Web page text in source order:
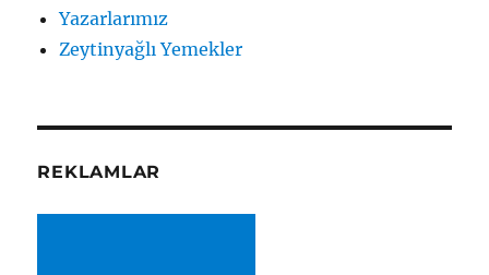
Yazarlarımız
Zeytinyağlı Yemekler
REKLAMLAR